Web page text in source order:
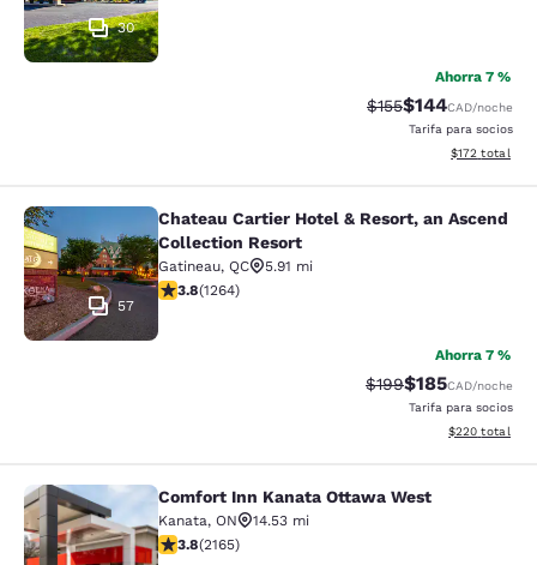
30
Ahorra 7 %
Precio tachado:
$155Precio con
$144CAD/noche
Tarifa para socios
Ver detalles
$172 total
Chateau Cartier Hotel & Resort, an
57
Chateau Cartier Hotel & Resort, an Ascend
Collection Resort
Gatineau, QC
5.91 mi
calificación de 3.84 estrellas. Bueno. 1264 reseñas
3.8(1264)
Ahorra 7 %
Precio tachado:
$199Precio con
$185CAD/noche
Tarifa para socios
Ver detalles
$220 total
Comfort Inn Kanata Ottawa West
Comfort Inn Kanata Ottawa West
Kanata, ON
14.53 mi
calificación de 3.84 estrellas. Bueno. 2165 reseñas
3.8(2165)